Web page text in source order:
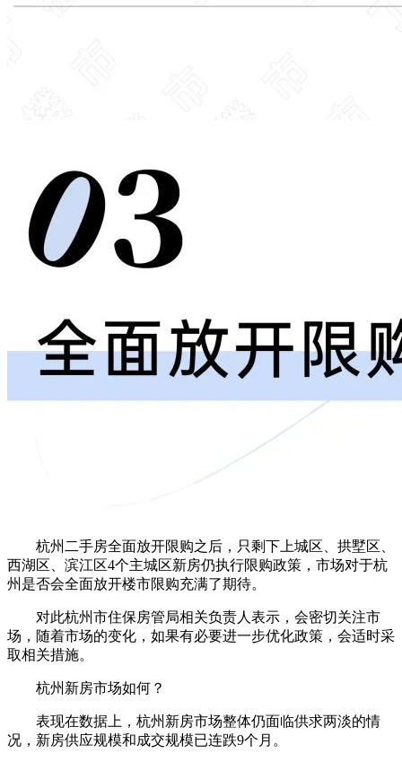
杭州二手房全面放开限购之后，只剩下上城区、拱墅区、
西湖区、滨江区4个主城区新房仍执行限购政策，市场对于杭
州是否会全面放开楼市限购充满了期待。
对此杭州市住保房管局相关负责人表示，会密切关注市
场，随着市场的变化，如果有必要进一步优化政策，会适时采
取相关措施。
杭州新房市场如何？
表现在数据上，杭州新房市场整体仍面临供求两淡的情
况，新房供应规模和成交规模已连跌9个月。